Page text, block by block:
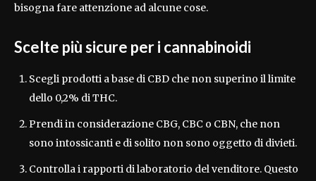
bisogna fare attenzione ad alcune cose.
Scelte più sicure per i cannabinoidi
Scegli prodotti a base di CBD che non superino il limite
dello 0,2% di THC.
Prendi in considerazione CBG, CBC o CBN, che non
sono intossicanti e di solito non sono oggetto di divieti.
Controlla i rapporti di laboratorio del venditore. Questo